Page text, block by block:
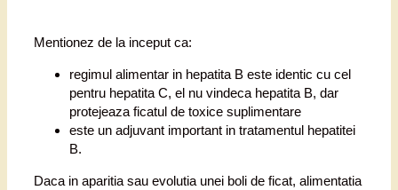
Mentionez de la inceput ca:
regimul alimentar in hepatita B este identic cu cel
pentru hepatita C, el nu vindeca hepatita B, dar
protejeaza ficatul de toxice suplimentare
este un adjuvant important in tratamentul hepatitei
B.
Daca in aparitia sau evolutia unei boli de ficat, alimentatia